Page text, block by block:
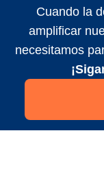
Cuando la
amplificar
necesitamos